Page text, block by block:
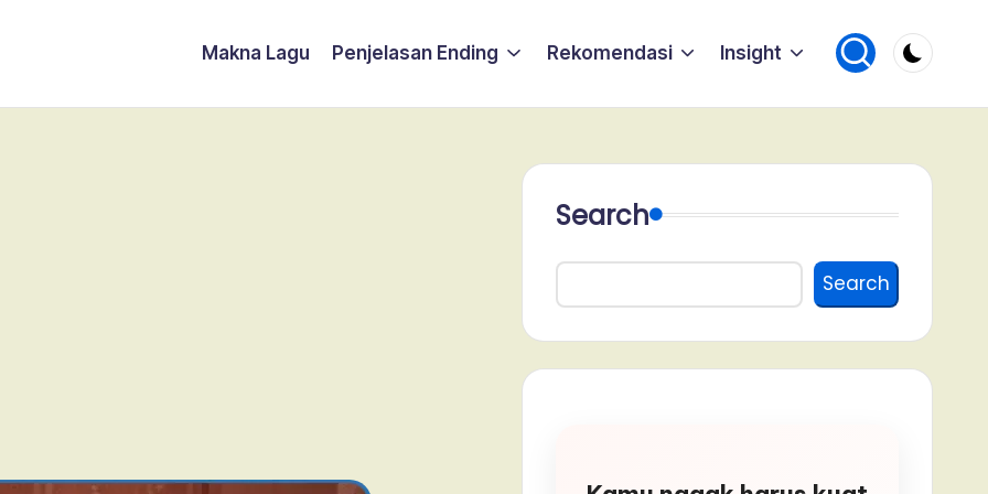
Makna Lagu Penjelasan Ending Rekomendasi Insight
Search
Search